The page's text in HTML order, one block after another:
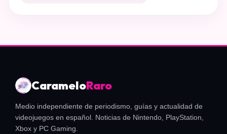
CarameloRaro
Medio independiente de periodismo, guías y actualidad de
videojuegos en español. Noticias de Nintendo, PlayStation,
Xbox y PC Gaming.